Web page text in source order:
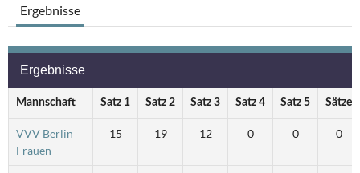
Ergebnisse
Ergebnisse
Mannschaft Satz 1 Satz 2 Satz 3 Satz 4 Satz 5 Sätze
VVV Berlin
Frauen
15 19 12 0 0 0